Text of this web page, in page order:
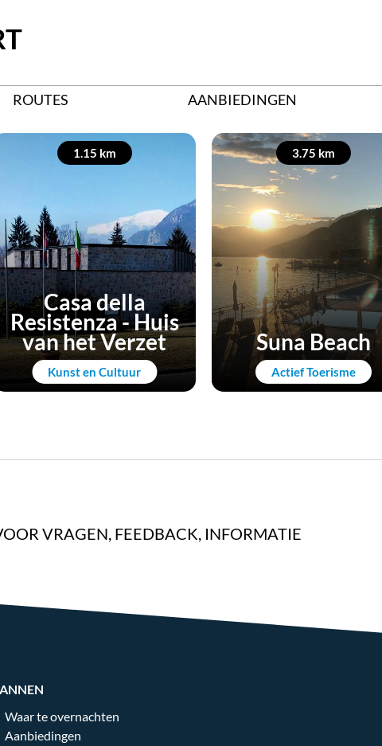
ROUTES AANBIEDINGEN
1.15 km
Kunst en Cultuur
Casa della
Resistenza - Huis
van het Verzet
3.75 km
Actief Toerisme
Suna Beach
VRAGEN, FEEDBACK, INFORMATIE
Waar te overnachten
Aanbiedingen